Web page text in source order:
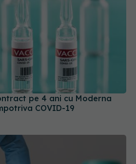
pe 4 ani cu Moderna
COVID-19